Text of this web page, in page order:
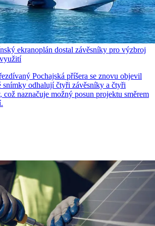
ekranoplán dostal závěsníky pro výzbroj
Pochajská příšera se znovu objevil
odhalují čtyři závěsníky a čtyři
naznačuje možný posun projektu směrem